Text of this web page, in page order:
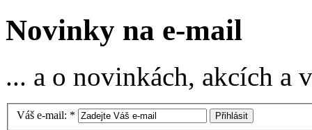
Novinky na e-mail
... a o novinkách, akcích
Váš e-mail: *